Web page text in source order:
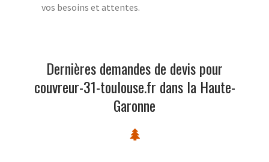
vos besoins et attentes.
Dernières demandes de devis pour
couvreur-31-toulouse.fr dans la Haute-
Garonne